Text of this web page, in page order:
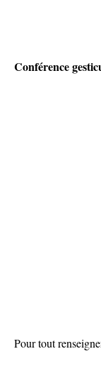
Conférence
Pour tout